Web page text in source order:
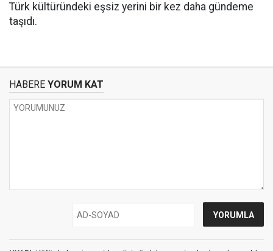
Türk kültüründeki eşsiz yerini bir kez daha gündeme
taşıdı.
HABERE YORUM KAT